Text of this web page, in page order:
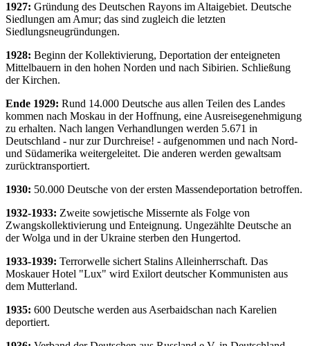
1927: Gründung des Deutschen Rayons im Altaigebiet. Deutsche
Siedlungen am Amur; das sind zugleich die letzten
Siedlungsneugründungen.
1928: Beginn der Kollektivierung, Deportation der enteigneten
Mittelbauern in den hohen Norden und nach Sibirien. Schließung
der Kirchen.
Ende 1929: Rund 14.000 Deutsche aus allen Teilen des Landes
kommen nach Moskau in der Hoffnung, eine Ausreisegenehmigung
zu erhalten. Nach langen Verhandlungen werden 5.671 in
Deutschland - nur zur Durchreise! - aufgenommen und nach Nord-
und Südamerika weitergeleitet. Die anderen werden gewaltsam
zurücktransportiert.
1930: 50.000 Deutsche von der ersten Massendeportation betroffen.
1932-1933: Zweite sowjetische Missernte als Folge von
Zwangskollektivierung und Enteignung. Ungezählte Deutsche an
der Wolga und in der Ukraine sterben den Hungertod.
1933-1939: Terrorwelle sichert Stalins Alleinherrschaft. Das
Moskauer Hotel "Lux" wird Exilort deutscher Kommunisten aus
dem Mutterland.
1935: 600 Deutsche werden aus Aserbaidschan nach Karelien
deportiert.